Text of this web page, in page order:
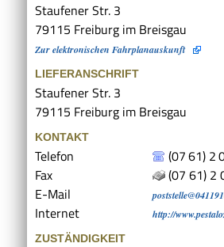
Staufener Str. 3
79115 Freiburg im Breisgau
Zur elektronischen Fahrplanauskunft
LIEFERANSCHRIFT
Staufener Str. 3
79115 Freiburg im Breisgau
KONTAKT
Telefon (0761) 2
Fax
(07 61) 2
E-Mail
Internet http://
ZUSTÄNDIGKEIT